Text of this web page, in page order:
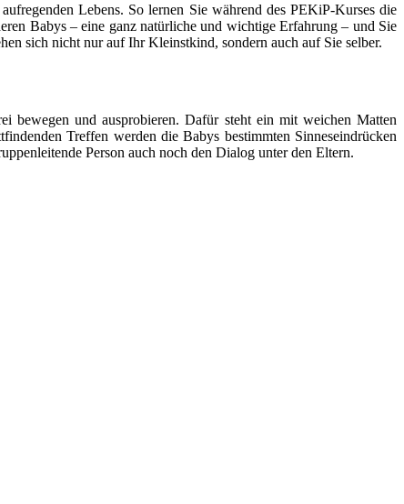
Lebens. So lernen Sie während des PEKiP-Kurses die
Babys – eine ganz natürliche und wichtige Erfahrung – und Sie
sich nicht nur auf Ihr Kleinstkind, sondern auch auf Sie selber.
bewegen und ausprobieren. Dafür steht ein mit weichen Matten
Treffen werden die Babys bestimmten Sinneseindrücken
Person auch noch den Dialog unter den Eltern.